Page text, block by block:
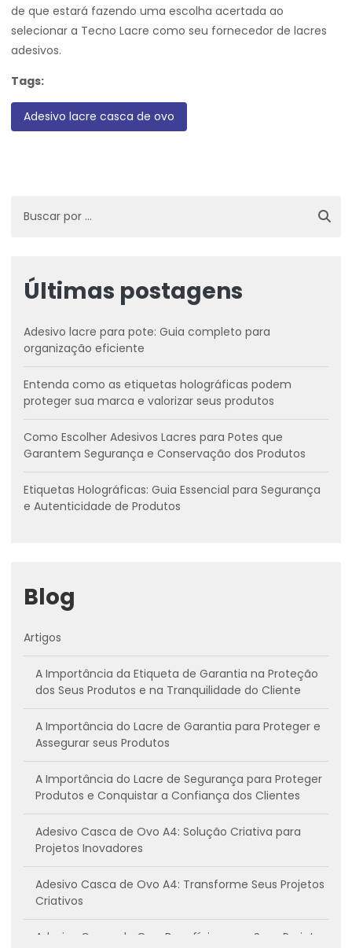
de que estará fazendo uma escolha acertada ao
selecionar a Tecno Lacre como seu fornecedor de lacres
adesivos.
Tags:
Adesivo lacre casca de ovo
Últimas postagens
Adesivo lacre para pote: Guia completo para
organização eficiente
Entenda como as etiquetas holográficas podem
proteger sua marca e valorizar seus produtos
Como Escolher Adesivos Lacres para Potes que
Garantem Segurança e Conservação dos Produtos
Etiquetas Holográficas: Guia Essencial para Segurança
e Autenticidade de Produtos
Blog
Artigos
A Importância da Etiqueta de Garantia na Proteção
dos Seus Produtos e na Tranquilidade do Cliente
A Importância do Lacre de Garantia para Proteger e
Assegurar seus Produtos
A Importância do Lacre de Segurança para Proteger
Produtos e Conquistar a Confiança dos Clientes
Adesivo Casca de Ovo A4: Solução Criativa para
Projetos Inovadores
Adesivo Casca de Ovo A4: Transforme Seus Projetos
Criativos
Adesivo Casca de Ovo: Benefícios para Seus Projetos